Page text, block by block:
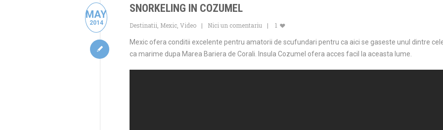
MAY
2014
SNORKELING IN COZUMEL
Destinatii Mexic Video Nici un comentariu 1
Mexic ofera conditii excelente pentru amatorii de scufundari pentru ca aici se gaseste unul dintre
ca marime dupa Marea Bariera de Corali. Insula Cozumel ofera acces facil la aceasta lume.